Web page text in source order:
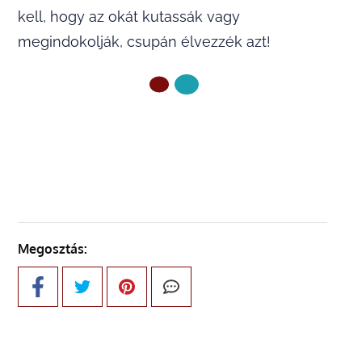
kell, hogy az okát kutassák vagy
megindokolják, csupán élvezzék azt!
Megosztás: